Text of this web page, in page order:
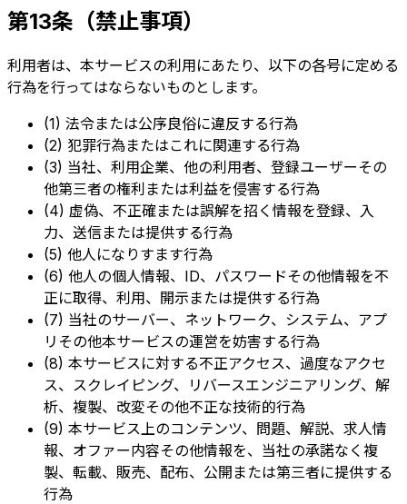
第13条（禁止事項）
利用者は、本サービスの利用にあたり、以下の各号に定める
行為を行ってはならないものとします。
(1) 法令または公序良俗に違反する行為
(2) 犯罪行為またはこれに関連する行為
(3) 当社、利用企業、他の利用者、登録ユーザーその
他第三者の権利または利益を侵害する行為
(4) 虚偽、不正確または誤解を招く情報を登録、入
力、送信または提供する行為
(5) 他人になりすます行為
(6) 他人の個人情報、ID、パスワードその他情報を不
正に取得、利用、開示または提供する行為
(7) 当社のサーバー、ネットワーク、システム、アプ
リその他本サービスの運営を妨害する行為
(8) 本サービスに対する不正アクセス、過度なアクセ
ス、スクレイピング、リバースエンジニアリング、解
析、複製、改変その他不正な技術的行為
(9) 本サービス上のコンテンツ、問題、解説、求人情
報、オファー内容その他情報を、当社の承諾なく複
製、転載、販売、配布、公開または第三者に提供する
行為